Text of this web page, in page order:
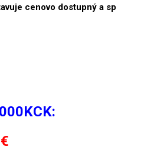
cenovo dostupný a sp